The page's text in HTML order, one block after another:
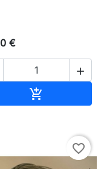
€


favorite_border